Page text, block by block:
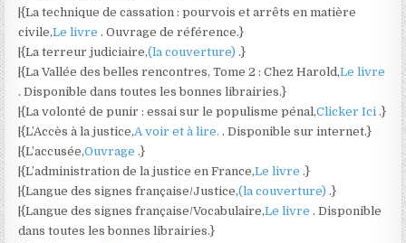
|{La technique de cassation : pourvois et arrêts en matière
civile,Le livre. Ouvrage de référence.}
|{La terreur judiciaire,(la couverture).}
|{La Vallée des belles rencontres, Tome 2 : Chez Harold,Le livre
. Disponible dans toutes les bonnes librairies.}
|{La volonté de punir : essai sur le populisme pénal,Clicker Ici.}
|{L’Accès à la justice,A voir et à lire.. Disponible sur internet.}
|{L’accusée,Ouvrage.}
|{L’administration de la justice en France,Le livre.}
|{Langue des signes française/Justice,(la couverture).}
|{Langue des signes française/Vocabulaire,Le livre. Disponible
dans toutes les bonnes librairies.}